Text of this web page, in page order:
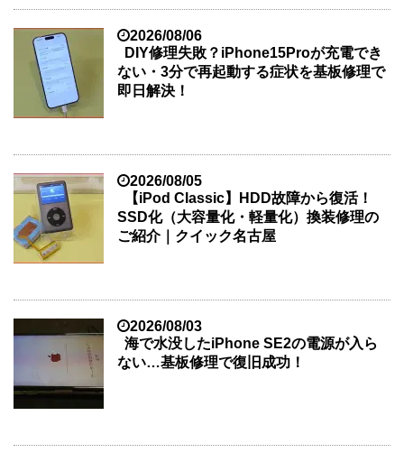
2026/08/06
DIY修理失敗？iPhone15Proが充電でき
ない・3分で再起動する症状を基板修理で
即日解決！
2026/08/05
【iPod Classic】HDD故障から復活！
SSD化（大容量化・軽量化）換装修理の
ご紹介｜クイック名古屋
2026/08/03
海で水没したiPhone SE2の電源が入ら
ない…基板修理で復旧成功！